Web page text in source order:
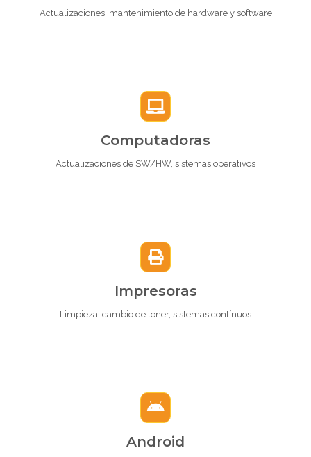
Actualizaciones, mantenimiento de hardware y software
Computadoras
Actualizaciones de SW/HW, sistemas operativos
Impresoras
Limpieza, cambio de toner, sistemas contínuos
Android